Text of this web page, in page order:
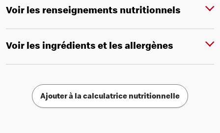
Voir les renseignements nutritionnels
Voir les ingrédients et les allergènes
Ajouter à la calculatrice nutritionnelle